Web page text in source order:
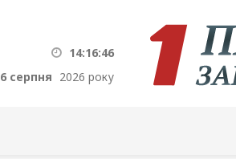
14:16:47
6 серпня 2026 року